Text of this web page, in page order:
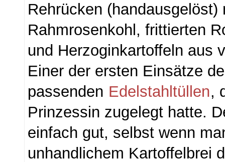
Rehrücken (handausgelöst)
Rahmrosenkohl, frittierten
und Herzoginkartoffeln aus
Einer der ersten Einsätze
passenden Edelstahltüllen,
Prinzessin zugelegt hatte.
einfach gut, selbst wenn
unhandlichem Kartoffelbrei